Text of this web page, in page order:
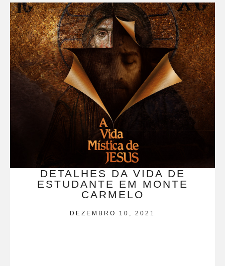
DETALHES DA VIDA DE
ESTUDANTE EM MONTE
CARMELO
DEZEMBRO 10, 2021